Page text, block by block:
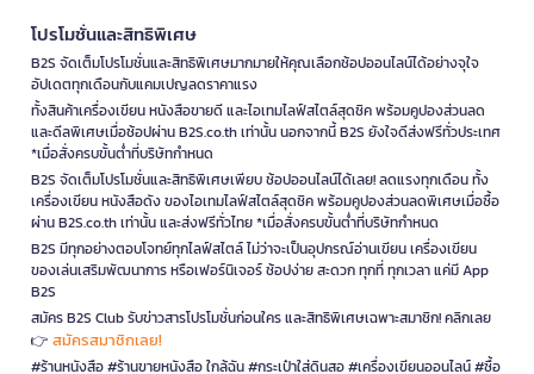
โปรโมชั่นและสิทธิพิเศษ
B2S จัดเต็มโปรโมชั่นและสิทธิพิเศษมากมายให้คุณเลือกช้อปออนไลน์ได้อย่างจุใจ
อัปเดตทุกเดือนกับแคมเปญลดราคาแรง
ทั้งสินค้าเครื่องเขียน หนังสือขายดี และไอเทมไลฟ์สไตล์สุดชิค พร้อมคูปองส่วนลด
และดีลพิเศษเมื่อช้อปผ่าน B2S.co.th เท่านั้น นอกจากนี้ B2S ยังใจดีส่งฟรีทั่วประเทศ
*เมื่อสั่งครบขั้นต่ำที่บริษัทกำหนด
B2S จัดเต็มโปรโมชั่นและสิทธิพิเศษเพียบ ช้อปออนไลน์ได้เลย! ลดแรงทุกเดือน ทั้ง
เครื่องเขียน หนังสือดัง ของไอเทมไลฟ์สไตล์สุดชิค พร้อมคูปองส่วนลดพิเศษเมื่อซื้อ
ผ่าน B2S.co.th เท่านั้น และส่งฟรีทั่วไทย *เมื่อสั่งครบขั้นต่ำที่บริษัทกำหนด
B2S มีทุกอย่างตอบโจทย์ทุกไลฟ์สไตล์ ไม่ว่าจะเป็นอุปกรณ์อ่านเขียน เครื่องเขียน
ของเล่นเสริมพัฒนาการ หรือเฟอร์นิเจอร์ ช้อปง่าย สะดวก ทุกที่ ทุกเวลา แค่มี App
B2S
สมัคร B2S Club รับข่าวสารโปรโมชั่นก่อนใคร และสิทธิพิเศษเฉพาะสมาชิก! คลิกเลย
👉 สมัครสมาชิกเลย!
#ร้านหนังสือ #ร้านขายหนังสือ ใกล้ฉัน #กระเป๋าใส่ดินสอ #เครื่องเขียนออนไลน์ #ซื้อ